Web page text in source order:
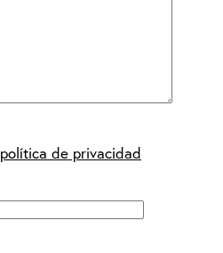
política de privacidad